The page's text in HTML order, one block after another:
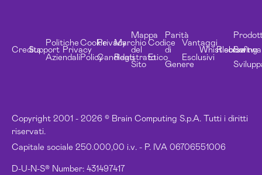
Copyright 2001 - 2026 © Brain Computing S.p.A. Tutti i diritti
riservati.
Capitale sociale 250.000,00 i.v. - P. IVA 06706551006
D-U-N-S® Number: 431497417
CreditsSupport
Politiche
Aziendali
Privacy
Cookie
Policy
Privacy
Candidati
Marchio
Registrato
Mappa
del
Sito
Codice
Etico
Parità
di
Genere
Vantaggi
Esclusivi
Whistleblowing
Risorse